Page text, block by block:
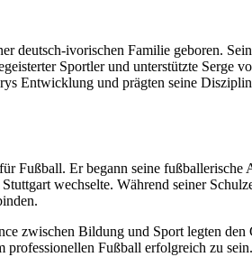
deutsch-ivorischen Familie geboren.
Sportler und unterstützte
Entwicklung und prägten seine
Fußball. Er begann seine
wechselte. Während seiner
zwischen Bildung und Sport legten
Fußball erfolgreich zu